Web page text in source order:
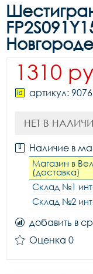
Новгороде
1310
артикул: 9076
НЕТ В
Наличие в
Магазин в
(доставка)
Склад №1
Склад №2
добавить в
Оценка 0